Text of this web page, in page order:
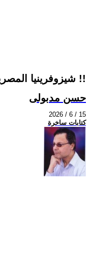
شيزوفرينيا المصريين !!
حسن مدبولى
2026 / 6 / 15
كتابات ساخرة